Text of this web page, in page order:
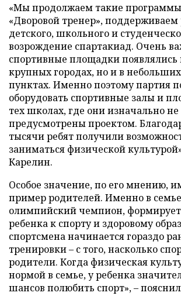
«Мы продолжаем такие
«Дворовой тренер», поддерживаем
детского, школьного и
возрождение спартакиад. Очень
спортивные площадки появлялись
крупных городах, но и в
пунктах. Именно поэтому партия
оборудовать спортивные залы и
тех школах, где они изначально
предусмотрены проектом.
тысячи ребят получили
заниматься физической
Карелин.
Особое значение, по его мнению,
пример родителей. Именно в
олимпийский чемпион,
ребенка к спорту и здоровому
спортсмена начинается гораздо
тренировки – с того, насколько
родители. Когда физическая
нормой в семье, у ребенка
шансов полюбить спорт», –